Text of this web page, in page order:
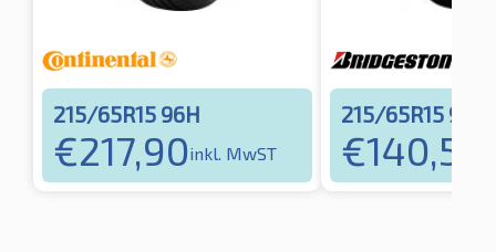
215/65R15 96H
€217,90inkl. MwST
215/65R15 96H
€140,59